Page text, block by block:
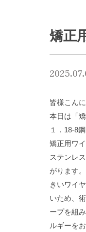
矯正
皆様こんに
本日は「
１． 18-8
矯正用ワ
ステンレ
がります
きいワイ
いため、
ープを組
ルギーを